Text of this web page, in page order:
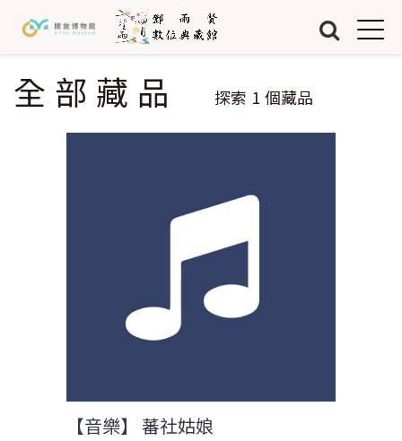
關於我們
Jump to Navigation
Jump to Main content
您在這裡
全部藏品 探索 1 個藏品
【音樂】 蕃社姑娘